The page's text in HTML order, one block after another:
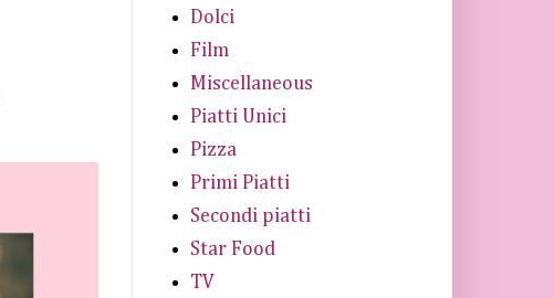
Dolci
Film
Miscellaneous
Piatti Unici
Pizza
Primi Piatti
Secondi piatti
Star Food
TV